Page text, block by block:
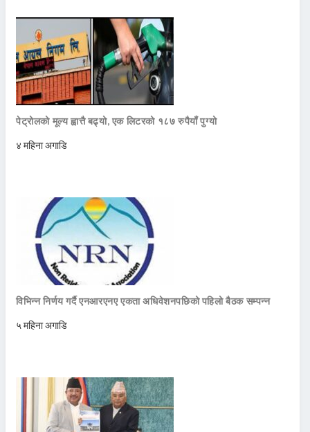
पेट्रोलको मूल्य ह्वात्तै बढ्यो, एक लिटरको १८७ रुपैयाँ पुग्यो
४ महिना अगाडि
विभिन्न निर्णय गर्दै एनआरएनए एकता अधिवेशनपछिको पहिलो बैठक सम्पन्न
५ महिना अगाडि